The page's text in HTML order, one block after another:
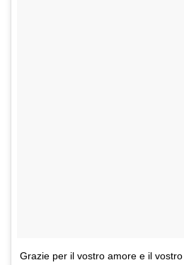
Grazie per il vostro amore e il